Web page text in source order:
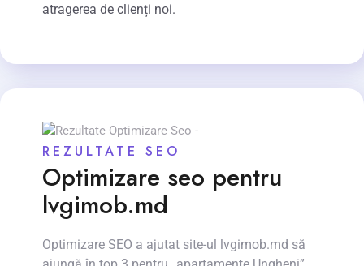
atragerea de clienți noi.
REZULTATE SEO
Optimizare seo pentru
lvgimob.md
Optimizare SEO a ajutat site-ul lvgimob.md să